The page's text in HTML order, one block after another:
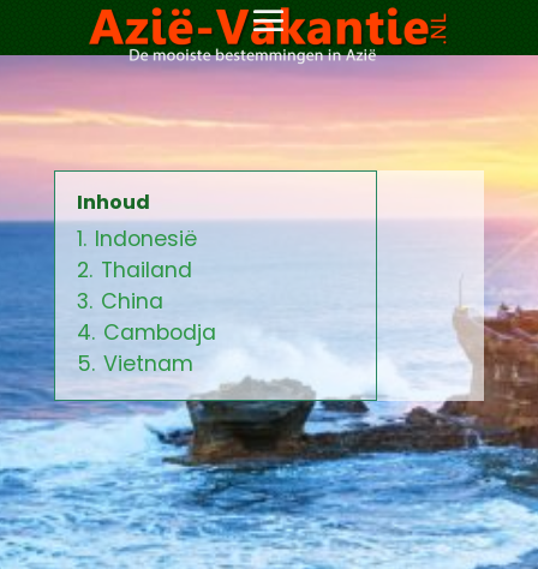
Inhoud
1. Indonesië
2. Thailand
3. China
4. Cambodja
5. Vietnam